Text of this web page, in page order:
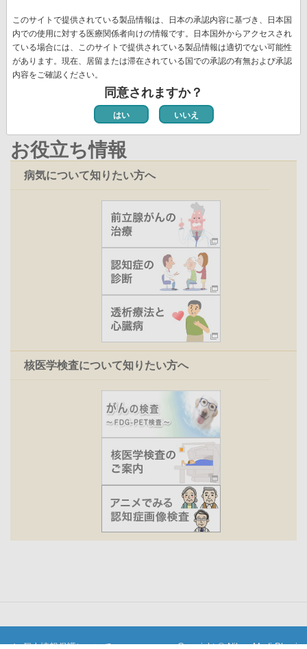
りペ
ー
ジ
ー
ジ
ジ
ジ
ジ
ジ
ン
ト
ペ
ー
ジ
ジ
ペ
ー
ジ
12
ペ
ー
ジ
13
次
ペ
ー
ジ
››
最
終
ペ
ー
最終 »
新着情報一覧
お役立ち情報
病気について知りたい方へ
核医学検査について知りたい方へ
個人情報保護について Copyright © Nihon Medi-Physics
このサイトで提供されている製品情報は、日本の承認内容に基づき、日本国
内での使用に対する医療関係者向けの情報です。日本国外からアクセスされ
ている場合には、このサイトで提供されている製品情報は適切でない可能性
があります。現在、居留または滞在されている国での承認の有無および承認
内容をご確認ください。
同意されますか？
はい いいえ